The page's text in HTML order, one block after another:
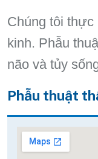
Chúng tôi thực
kinh. Phẫu
não và tủy
Phẫu thuật